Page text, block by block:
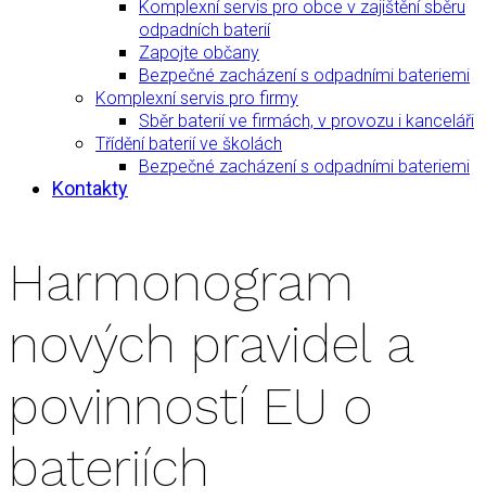
Komplexní servis pro obce v zajištění sběru
odpadních baterií
Zapojte občany
Bezpečné zacházení s odpadními bateriemi
Komplexní servis pro firmy
Sběr baterií ve firmách, v provozu i kanceláři
Třídění baterií ve školách
Bezpečné zacházení s odpadními bateriemi
Kontakty
Harmonogram
nových pravidel a
povinností EU o
bateriích